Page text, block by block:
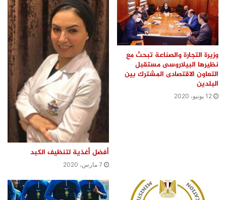
وزيرة التجارة والصناعة تبحث مع
نظيرها البيلاروسى مستقبل
التعاون الاقتصادى المشترك بين
البلدين
12 يونيو، 2020
أفضل أغذية لتنظيف الكبد
7 مارس، 2020